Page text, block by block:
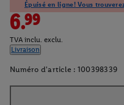
Épuisé en ligne! Vous
6.99
TVA inclu. exclu.
Livraison
Numéro d'article : 100398339